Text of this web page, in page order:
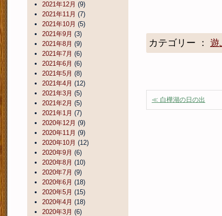
カテゴリー ： 遊
≪ 白樺湖の日の出
2021年12月 (9)
2021年11月 (7)
2021年10月 (5)
2021年9月 (3)
2021年8月 (9)
2021年7月 (6)
2021年6月 (6)
2021年5月 (8)
2021年4月 (12)
2021年3月 (5)
2021年2月 (5)
2021年1月 (7)
2020年12月 (9)
2020年11月 (9)
2020年10月 (12)
2020年9月 (6)
2020年8月 (10)
2020年7月 (9)
2020年6月 (18)
2020年5月 (15)
2020年4月 (18)
2020年3月 (6)